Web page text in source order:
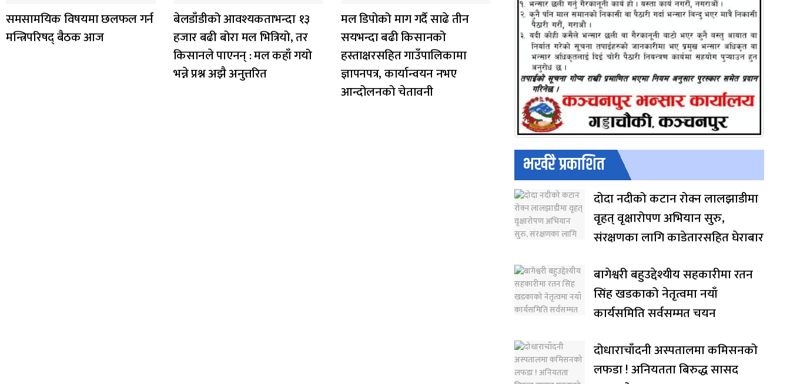
समसामयिक विषयमा छलफल गर्न
मन्त्रिपरिषद् बैठक आज
बेलडाँडीको आवश्यकताभन्दा १३
हजार बढी बोरा मल भित्रियो, तर
किसानले पाएनन् : मल कहाँ गयो
भन्ने प्रश्न अझै अनुत्तरित
मल डिपोको माग गर्दै साढे तीन
सयभन्दा बढी किसानको
हस्ताक्षरसहित गाउँपालिकामा
ज्ञापनपत्र, कार्यान्वयन नभए
आन्दोलनको चेतावनी
भर्खरै प्रकाशित
दोदा नदीको कटान रोक्न लालझाडीमा
वृहत् वृक्षारोपण अभियान सुरु,
संरक्षणका लागि काडेतारसहित घेराबार
बागेश्वरी बहुउद्देश्यीय सहकारीमा रतन
सिंह खडकाको नेतृत्वमा नयाँ
कार्यसमिति सर्वसम्मत चयन
दोधाराचाँदनी अस्पतालमा कमिसनको
लफडा ! अनियतता बिरुद्ध सासद